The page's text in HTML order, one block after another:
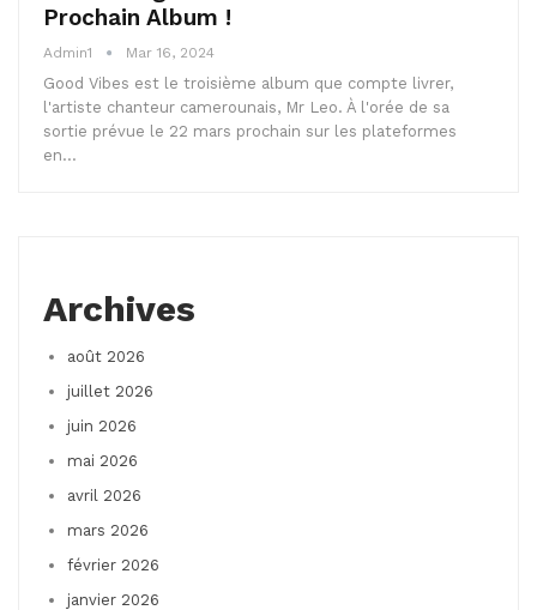
Prochain Album !
Admin1 Mar 16, 2024
Good Vibes est le troisième album que compte livrer,
l'artiste chanteur camerounais, Mr Leo. À l'orée de sa
sortie prévue le 22 mars prochain sur les plateformes
en…
Archives
août 2026
juillet 2026
juin 2026
mai 2026
avril 2026
mars 2026
février 2026
janvier 2026